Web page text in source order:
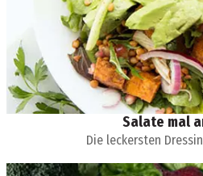
Salate mal
Die leckersten